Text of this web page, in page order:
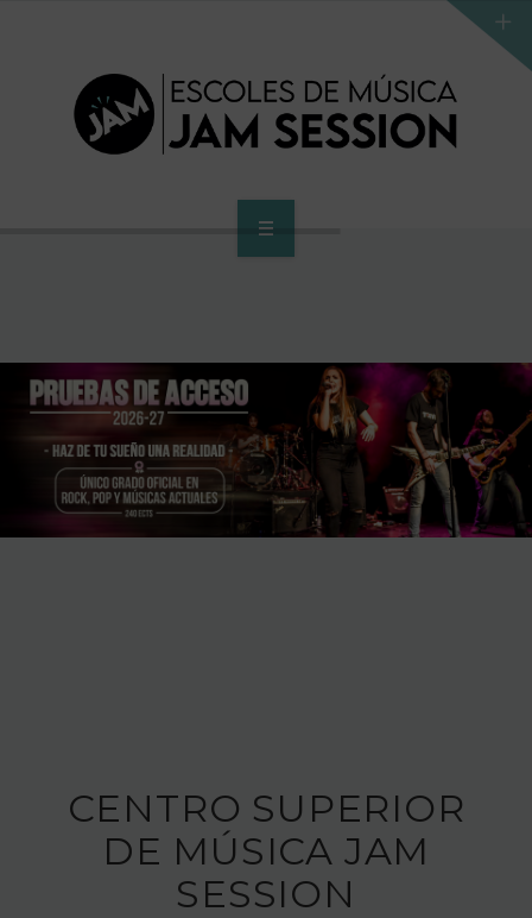
PROGRAMA DE ACCESO AL SUPERIOR
CENTRO SUPERIOR
FUNDACIÓN JAM
CENTRO SUPERIOR
DE MÚSICA JAM
SESSION